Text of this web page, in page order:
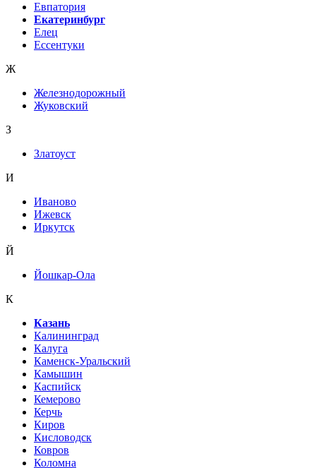
Евпатория
Екатеринбург
Елец
Ессентуки
Ж
Железнодорожный
Жуковский
З
Златоуст
И
Иваново
Ижевск
Иркутск
Й
Йошкар-Ола
К
Казань
Калининград
Калуга
Каменск-Уральский
Камышин
Каспийск
Кемерово
Керчь
Киров
Кисловодск
Ковров
Коломна